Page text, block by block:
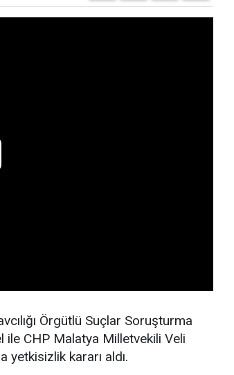
Örgütlü Suçlar Soruşturma
ile CHP Malatya Milletvekili Veli
yetkisizlik kararı aldı.